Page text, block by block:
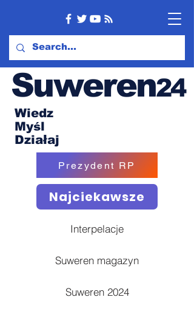
Suweren24
Wiedz
Myśl
Działaj
Prezydent RP
Najciekawsze
Interpelacje
Suweren magazyn
Suweren 2024